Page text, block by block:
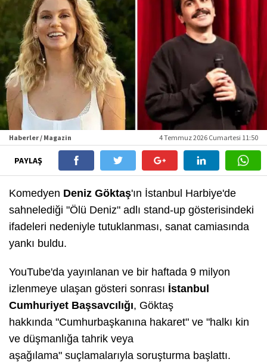
Haberler / Magazin 4 Temmuz 2026 Cumartesi 11:50
PAYLAŞ
Komedyen Deniz Göktaş'ın İstanbul Harbiye'de
sahnelediği "Ölü Deniz" adlı stand-up gösterisindeki
ifadeleri nedeniyle tutuklanması, sanat camiasında
yankı buldu.
YouTube'da yayınlanan ve bir haftada 9 milyon
izlenmeye ulaşan gösteri sonrası İstanbul
Cumhuriyet Başsavcılığı, Göktaş
hakkında "Cumhurbaşkanına hakaret" ve "halkı kin
ve düşmanlığa tahrik veya
aşağılama" suçlamalarıyla soruşturma başlattı.